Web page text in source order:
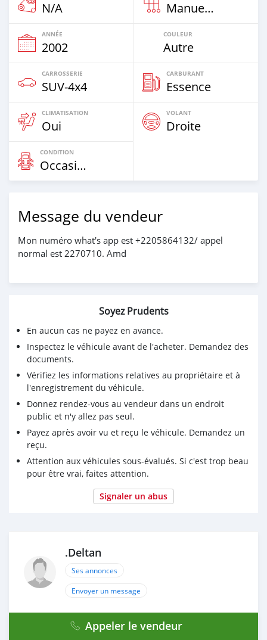
N/A Manuelle
ANNÉE
2002
COULEUR
Autre
CARROSSERIE
SUV‒4x4
CARBURANT
Essence
CLIMATISATION
Oui
VOLANT
Droite
CONDITION
Occasion
Message du vendeur
Mon numéro what's app est +2205864132/ appel
normal est 2270710. Amd
Soyez Prudents
En aucun cas ne payez en avance.
Inspectez le véhicule avant de l'acheter. Demandez des
documents.
Vérifiez les informations relatives au propriétaire et à
l'enregistrement du véhicule.
Donnez rendez-vous au vendeur dans un endroit
public et n'y allez pas seul.
Payez après avoir vu et reçu le véhicule. Demandez un
reçu.
Attention aux véhicules sous-évalués. Si c'est trop beau
pour être vrai, faites attention.
Signaler un abus
.Deltan
Ses annonces
Envoyer un message
Appeler le vendeur